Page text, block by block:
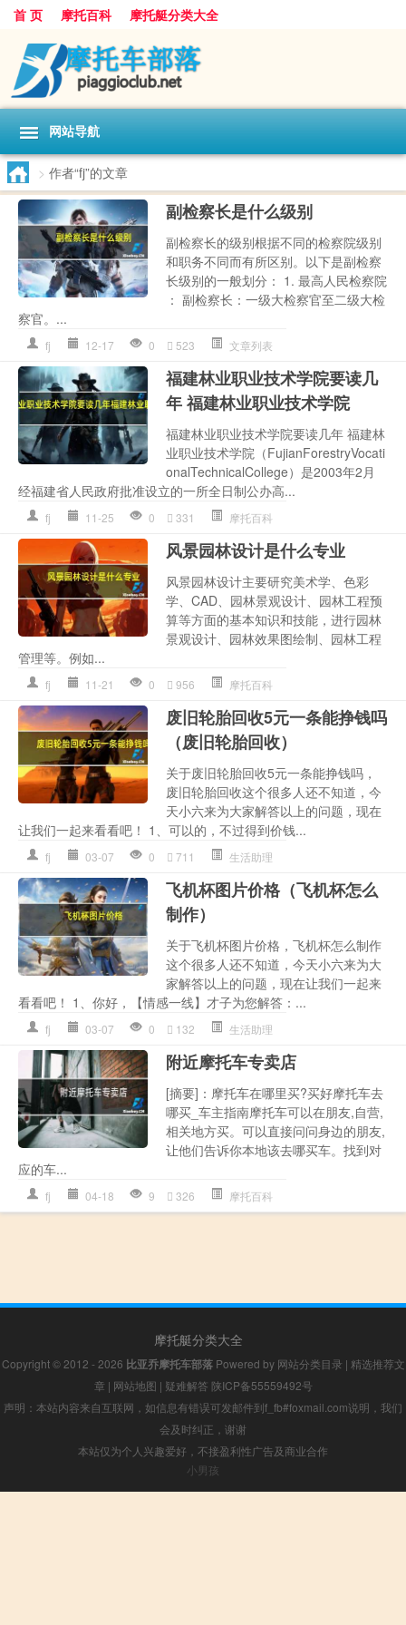
首 页 摩托百科 摩托艇分类大全
网站导航
> 作者“fj”的文章
副检察长是什么级别
副检察长的级别根据不同的检察院级别
和职务不同而有所区别。以下是副检察
长级别的一般划分： 1. 最高人民检察院
： 副检察长：一级大检察官至二级大检
察官。...
fj 12-17 0 523 文章列表
福建林业职业技术学院要读几
年 福建林业职业技术学院
福建林业职业技术学院要读几年 福建林
业职业技术学院（FujianForestryVocati
onalTechnicalCollege）是2003年2月
经福建省人民政府批准设立的一所全日制公办高...
fj 11-25 0 331 摩托百科
风景园林设计是什么专业
风景园林设计主要研究美术学、色彩
学、CAD、园林景观设计、园林工程预
算等方面的基本知识和技能，进行园林
景观设计、园林效果图绘制、园林工程
管理等。例如...
fj 11-21 0 956 摩托百科
废旧轮胎回收5元一条能挣钱吗
（废旧轮胎回收）
关于废旧轮胎回收5元一条能挣钱吗，
废旧轮胎回收这个很多人还不知道，今
天小六来为大家解答以上的问题，现在
让我们一起来看看吧！ 1、可以的，不过得到价钱...
fj 03-07 0 711 生活助理
飞机杯图片价格（飞机杯怎么
制作）
关于飞机杯图片价格，飞机杯怎么制作
这个很多人还不知道，今天小六来为大
家解答以上的问题，现在让我们一起来
看看吧！ 1、你好，【情感一线】才子为您解答：...
fj 03-07 0 132 生活助理
附近摩托车专卖店
[摘要]：摩托车在哪里买?买好摩托车去
哪买_车主指南摩托车可以在朋友,自营,
相关地方买。可以直接问问身边的朋友,
让他们告诉你本地该去哪买车。找到对
应的车...
fj 04-18 9 326 摩托百科
摩托艇分类大全
Copyright © 2012 - 2026 比亚乔摩托车部落Powered by 网站分类目录 | 精选推荐文
章 | 网站地图 | 疑难解答 陕ICP备55559492号
声明：本站内容来自互联网，如信息有错误可发邮件到f_fb#foxmail.com说明，我们
会及时纠正，谢谢
本站仅为个人兴趣爱好，不接盈利性广告及商业合作
小男孩